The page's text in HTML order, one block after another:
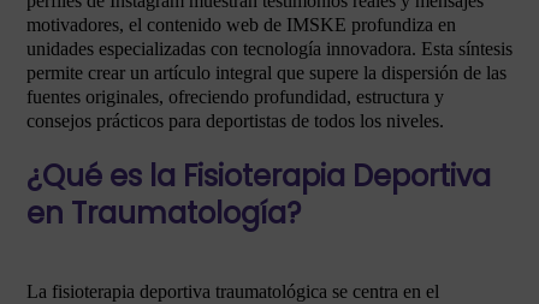
motivadores, el contenido web de IMSKE profundiza en
unidades especializadas con tecnología innovadora. Esta síntesis
permite crear un artículo integral que supere la dispersión de las
fuentes originales, ofreciendo profundidad, estructura y
consejos prácticos para deportistas de todos los niveles.
¿Qué es la Fisioterapia Deportiva
en Traumatología?
La fisioterapia deportiva traumatológica se centra en el